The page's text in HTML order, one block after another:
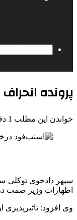
پرونده
خواندن این مطلب 1 دقیقه زمان میبرد
سپهر دادجوی توکلی
اظهارات وزیر صمت
وی افزود: تاثیرپذیری